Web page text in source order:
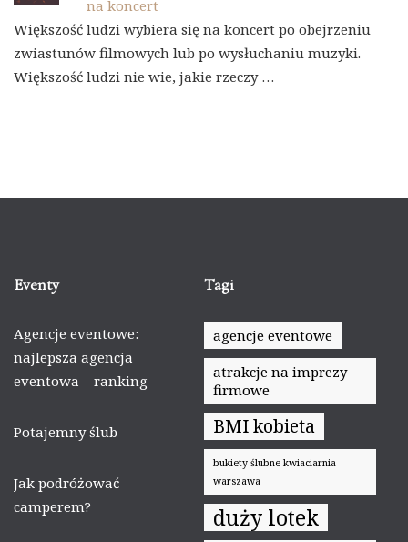
na koncert
Większość ludzi wybiera się na koncert po obejrzeniu
zwiastunów filmowych lub po wysłuchaniu muzyki.
Większość ludzi nie wie, jakie rzeczy …
Eventy
Agencje eventowe:
najlepsza agencja
eventowa – ranking
Potajemny ślub
Jak podróżować
camperem?
Tagi
agencje eventowe
atrakcje na imprezy
firmowe
BMI kobieta
bukiety ślubne kwiaciarnia
warszawa
duży lotek